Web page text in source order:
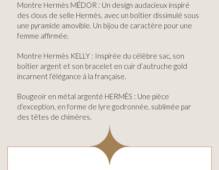
Montre Hermès MÉDOR : Un design audacieux inspiré
des clous de selle Hermès, avec un boîtier dissimulé sous
une pyramide amovible. Un bijou de caractère pour une
femme affirmée.
Montre Hermès KELLY : Inspirée du célèbre sac, son
boîtier argent et son bracelet en cuir d’autruche gold
incarnent l’élégance à la française.
Bougeoir en métal argenté HERMÈS : Une pièce
d’exception, en forme de lyre godronnée, sublimée par
des têtes de chimères.